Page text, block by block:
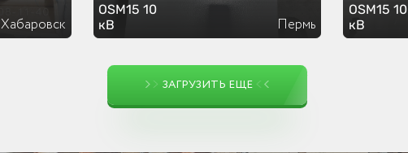
Хабаровск
OSM15 10
кВ
Пермь
OSM15 10
кВ
ЗАГРУЗИТЬ ЕЩЕ